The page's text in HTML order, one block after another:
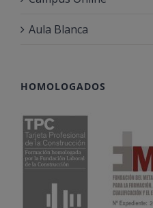
Aula Blanca
HOMOLOGADOS